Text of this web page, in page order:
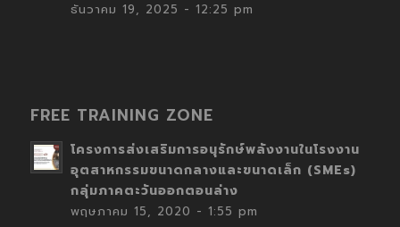
ธันวาคม 19, 2025 - 12:25 pm
FREE TRAINING ZONE
โครงการส่งเสริมการอนุรักษ์พลังงานในโรงงาน
อุตสาหกรรมขนาดกลางและขนาดเล็ก (SMEs)
กลุ่มภาคตะวันออกตอนล่าง
พฤษภาคม 15, 2020 - 1:55 pm